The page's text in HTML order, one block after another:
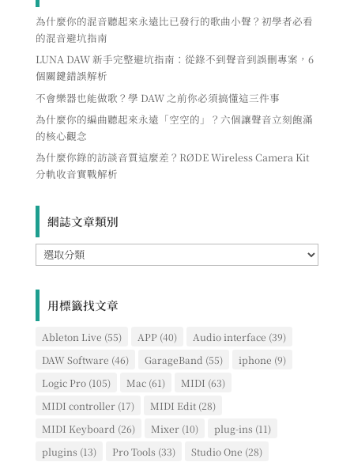
為什麼你的混音聽起來永遠比已發行的歌曲小聲？初學者必看
的混音避坑指南
LUNA DAW 新手完整避坑指南：從錄不到聲音到誤刪專案，6
個關鍵錯誤解析
不會樂器也能做歌？學 DAW 之前你必須搞懂這三件事
為什麼你的編曲聽起來永遠「空空的」？六個讓聲音立刻飽滿
的核心觀念
為什麼你錄的訪談音質這麼差？RØDE Wireless Camera Kit
分軌收音實戰解析
網誌文章類別
網
誌
別
用標籤找文章
Ableton Live (55) APP(40) Audio interface (39)
DAW Software (46) GarageBand (55) iphone (9)
Logic Pro(105) Mac(61) MIDI (63)
MIDI controller(17) MIDI Edit(28)
MIDI Keyboard (26) Mixer(10) plug-ins (11)
plugins (13) Pro Tools (33) Studio One (28)